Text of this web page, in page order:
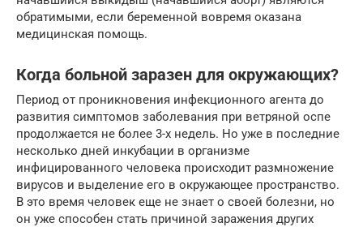
обратимыми, если беременной вовремя оказана
медицинская помощь.
Когда больной заразен для окружающих?
Период от проникновения инфекционного агента до
развития симптомов заболевания при ветряной оспе
продолжается не более 3-х недель. Но уже в последние
несколько дней инкубации в организме
инфицированного человека происходит размножение
вирусов и выделение его в окружающее пространство.
В это время человек еще не знает о своей болезни, но
он уже способен стать причиной заражения других